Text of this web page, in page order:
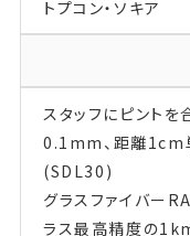
トプコン・ソキア
スタッフにピントを
0.1mm、距離1cm
(SDL30)
グラスファイバー
ラス最高精度の